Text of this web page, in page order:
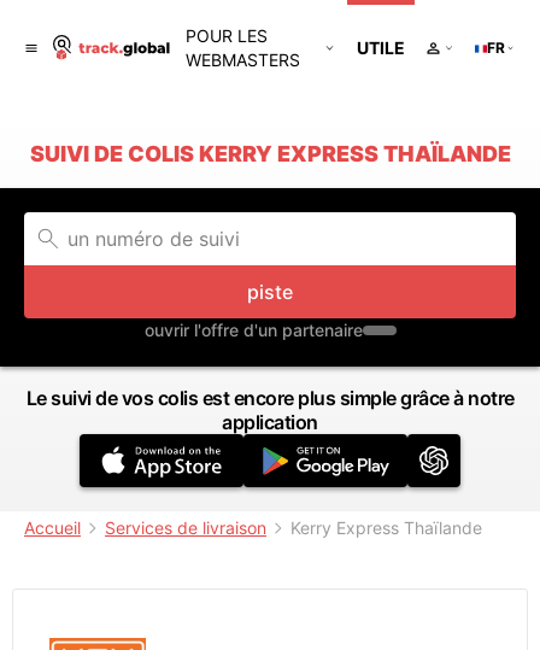
POUR LES
WEBMASTERS
UTILE FR
SUIVI DE COLIS KERRY EXPRESS THAÏLANDE
piste
ouvrir l'offre d'un partenaire
Le suivi de vos colis est encore plus simple grâce à notre
application
Accueil Services de livraison Kerry Express Thaïlande